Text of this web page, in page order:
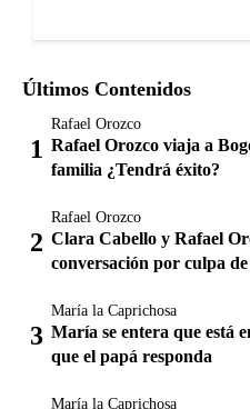
Últimos Contenidos
Rafael Orozco
Rafael Orozco viaja a
familia ¿Tendrá éxito?
Rafael Orozco
Clara Cabello y Rafael
conversación por culpa
María la Caprichosa
María se entera que está
que el papá responda
María la Caprichosa